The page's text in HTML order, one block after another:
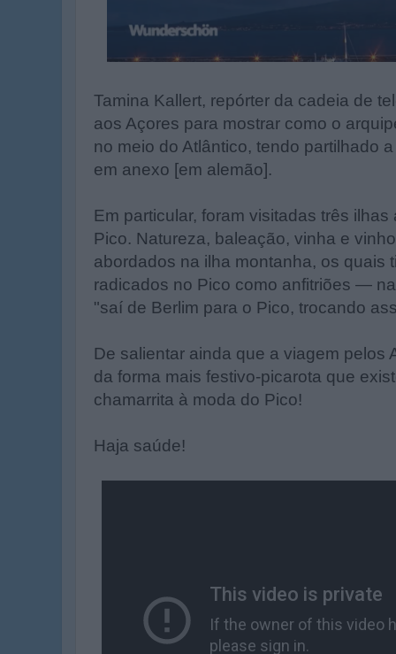
Tamina Kallert, repórter da cadeia de
aos Açores para mostrar como o
no meio do Atlântico, tendo partilhado
em anexo [em alemão].
Em particular, foram visitadas três
Pico. Natureza, baleação, vinha e
abordados na ilha montanha, os quais
radicados no Pico como anfitriões —
"saí de Berlim para o Pico, trocando
De salientar ainda que a viagem pelos
da forma mais festivo-picarota que
chamarrita à moda do Pico!
Haja saúde!